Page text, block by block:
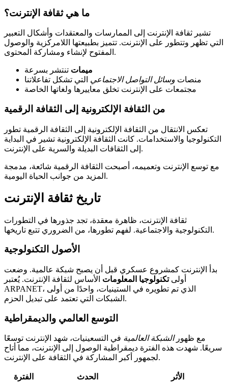
ما هي ثقافة الإنترنت؟
تشير ثقافة الإنترنت إلى الممارسات والمعتقدات وأشكال التعبير
التي تظهر وتتطور على الإنترنت. تتميز بطبيعتها اللامركزية والوصول
المفتوح لإنشاء ومشاركة المحتوى.
ميمات تنتشر بسرعة
منصات وسائل التواصل الاجتماعي التي تشكل تفاعلاتنا
مجتمعات على الإنترنت تخلق معاييرها ولغاتها الخاصة
من الثقافة الإلكترونية إلى الثقافة الرقمية
تعكس الانتقال من الثقافة الإلكترونية إلى الثقافة الرقمية تطور
التكنولوجيا والاستخدامات. كانت الثقافة الإلكترونية تشير في البداية
إلى الثقافات البديلة والسرية على الإنترنت.
مع توسع الإنترنت وتعميمه، أصبحت الثقافة الرقمية شائعة، مدمجة
المزيد من جوانب الحياة اليومية.
تاريخ ثقافة الإنترنت
ثقافة الإنترنت، ظاهرة معقدة، تجد جذورها في التطورات
التكنولوجية والاجتماعية. لفهم تطورها، من الضروري تتبع تاريخها.
الأصول التكنولوجية
بدأ الإنترنت كمشروع عسكري قبل أن يصبح شبكة عالمية. وضعت
أولىتكنولوجيا المعلومات الأساس لثقافة الإنترنت. يُعتبر
ARPANET، الذي تم تطويره في الستينيات، واحدًا من أولى
الشبكات التي تعتمد على تبديل الحزم.
التوسع العالمي والديمقراطية
مع ظهورالشبكة العالمية في التسعينيات، شهد الإنترنت توسعًا
سريعًا. شهدت هذه الفترة ديمقراطية الوصول إلى الإنترنت، مما أتاح
لجمهور أكبر المشاركة في الثقافة على الإنترنت.
الفترة الحدث
الأثر